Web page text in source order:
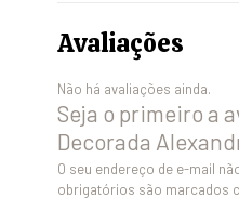
Avaliações
Não há avaliações ainda.
Seja o primeiro a
Decorada
O seu endereço de e-mail
obrigatórios são marcados